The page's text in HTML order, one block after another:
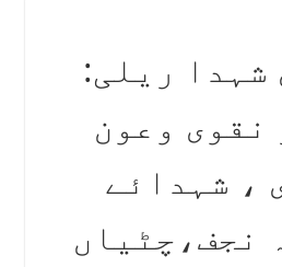
شہدا ریلی:
نقوی وعون
، شہدائے
نجف،چٹیاں